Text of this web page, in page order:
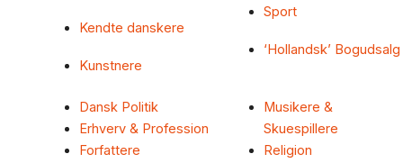
Kendte danskere
Kunstnere
Sport
‘Hollandsk’ Bogudsalg
Dansk Politik
Erhverv & Profession
Forfattere
Musikere &
Skuespillere
Religion